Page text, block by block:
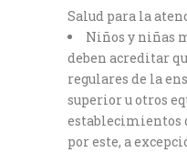
Salud para la
Niños y niñas
deben acreditar
regulares de la
superior u otros
establecimientos
por este, a